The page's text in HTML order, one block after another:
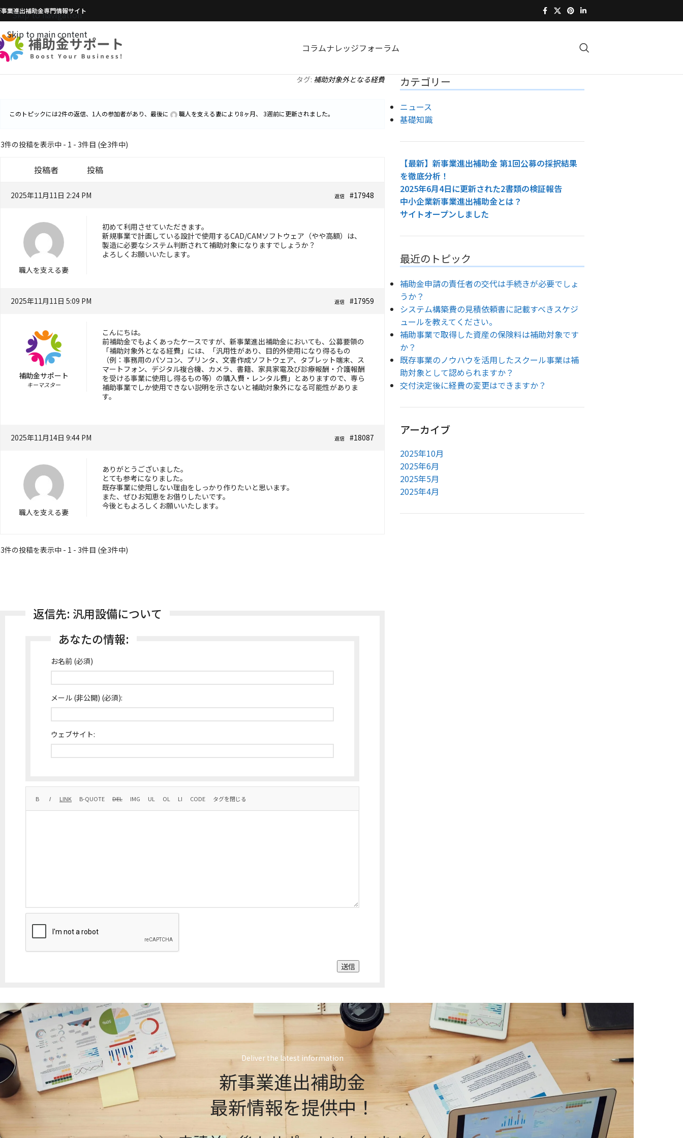
Skip to navigation
Skip to main content
業進出補助金専門情報サイト
コラムナレッジフォーラム
タグ: 補助対象外となる経費
このトピックには2件の返信、1人の参加者があり、最後に 職人を支える妻により8ヶ月、 3週前に更新されました。
3件の投稿を表示中 - 1 - 3件目 (全3件中)
投稿者 投稿
2025年11月11日 2:24 PM #17948
返信
職人を支える妻
初めて利用させていただきます。
新規事業で計画している設計で使用するCAD/CAMソフトウェア（やや高額）は、
製造に必要なシステム判断されて補助対象になりますでしょうか？
よろしくお願いいたします。
2025年11月11日 5:09 PM #17959
返信
補助金サポート
キーマスター
こんにちは。
前補助金でもよくあったケースですが、新事業進出補助金においても、公募要領の
「補助対象外となる経費」には、「汎用性があり、目的外使用になり得るもの
（例：事務用のパソコン、プリンタ、文書作成ソフトウェア、タブレット端末、ス
マートフォン、デジタル複合機、カメラ、書籍、家具家電及び診療報酬・介護報酬
を受ける事業に使用し得るもの等）の購入費・レンタル費」とありますので、専ら
補助事業でしか使用できない説明を示さないと補助対象外になる可能性がありま
す。
2025年11月14日 9:44 PM #18087
返信
職人を支える妻
ありがとうございました。
とても参考になりました。
既存事業に使用しない理由をしっかり作りたいと思います。
また、ぜひお知恵をお借りしたいです。
今後ともよろしくお願いいたします。
3件の投稿を表示中 - 1 - 3件目 (全3件中)
返信先: 汎用設備について
あなたの情報:
お名前 (必須)
メール (非公開) (必須):
ウェブサイト:
送信
カテゴリー
ニュース
基礎知識
【最新】新事業進出補助金 第1回公募の採択結果
を徹底分析！
2025年6月4日に更新された2書類の検証報告
中小企業新事業進出補助金とは？
サイトオープンしました
最近のトピック
補助金申請の責任者の交代は手続きが必要でしょ
うか？
システム構築費の見積依頼書に記載すべきスケジ
ュールを教えてください。
補助事業で取得した資産の保険料は補助対象です
か？
既存事業のノウハウを活用したスクール事業は補
助対象として認められますか？
交付決定後に経費の変更はできますか？
アーカイブ
2025年10月
2025年6月
2025年5月
2025年4月
Deliver the latest information
新事業進出補助金
最新情報を提供中！